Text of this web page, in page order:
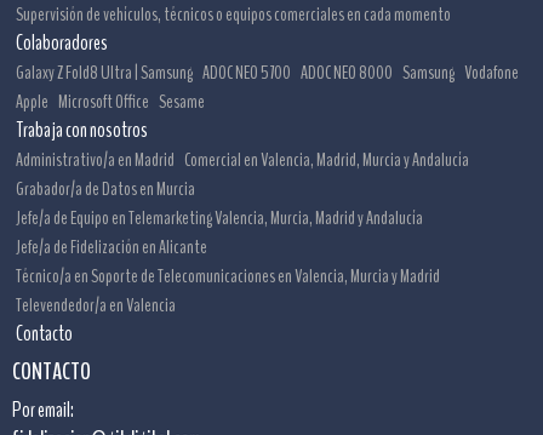
Supervisión de vehículos, técnicos o equipos comerciales en cada momento
Colaboradores
Galaxy Z Fold8 Ultra | Samsung ADOC NEO 5700 ADOC NEO 8000 Samsung Vodafone
Apple Microsoft Office Sesame
Trabaja con nosotros
Administrativo/a en Madrid Comercial en Valencia, Madrid, Murcia y Andalucía
Grabador/a de Datos en Murcia
Jefe/a de Equipo en Telemarketing Valencia, Murcia, Madrid y Andalucía
Jefe/a de Fidelización en Alicante
Técnico/a en Soporte de Telecomunicaciones en Valencia, Murcia y Madrid
Televendedor/a en Valencia
Contacto
CONTACTO
Por email: